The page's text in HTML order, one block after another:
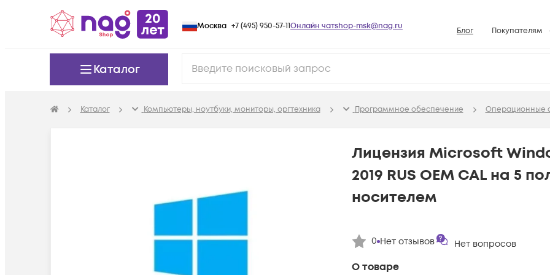
Москва +7 (495) 950-57-11Онлайн чатshop-msk@nag.ru Блог Покупателям
Условия
Возврат
Вопросы и
Каталог
Каталог Компьютеры, ноутбуки, мониторы, оргтехника Программное обеспечение Операционные
О товаре
Лицензия Microsoft
2019 RUS OEM CAL на 5
носителем
0 Нет отзывов Нет вопросов